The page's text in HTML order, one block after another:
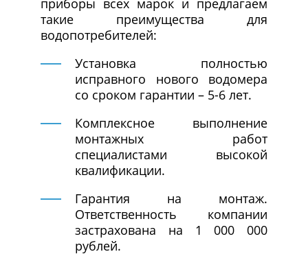
приборы всех марок и предлагаем
такие преимущества для
водопотребителей:
Установка полностью
исправного нового водомера
со сроком гарантии – 5-6 лет.
Комплексное выполнение
монтажных работ
специалистами высокой
квалификации.
Гарантия на монтаж.
Ответственность компании
застрахована на 1 000 000
рублей.